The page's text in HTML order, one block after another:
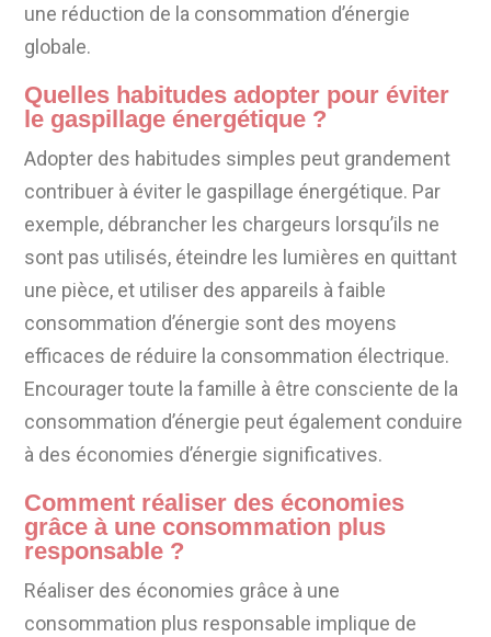
une réduction de la consommation d’énergie
globale.
Quelles habitudes adopter pour éviter
le gaspillage énergétique ?
Adopter des habitudes simples peut grandement
contribuer à éviter le gaspillage énergétique. Par
exemple, débrancher les chargeurs lorsqu’ils ne
sont pas utilisés, éteindre les lumières en quittant
une pièce, et utiliser des appareils à faible
consommation d’énergie sont des moyens
efficaces de réduire la consommation électrique.
Encourager toute la famille à être consciente de la
consommation d’énergie peut également conduire
à des économies d’énergie significatives.
Comment réaliser des économies
grâce à une consommation plus
responsable ?
Réaliser des économies grâce à une
consommation plus responsable implique de